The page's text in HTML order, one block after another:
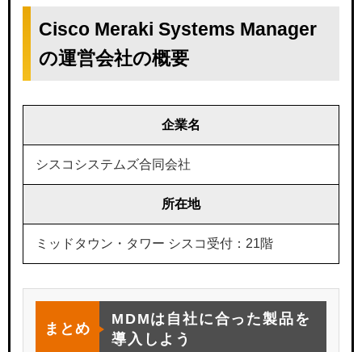
Cisco Meraki Systems Manager
の運営会社の概要
企業名
シスコシステムズ合同会社
所在地
ミッドタウン・タワー シスコ受付：21階
まとめ
MDMは自社に合った製品を
導入しよう